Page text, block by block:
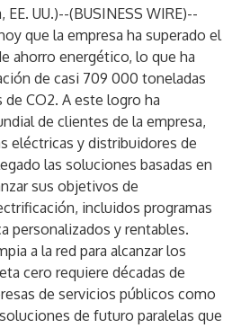
EE. UU.)--(BUSINESS WIRE)--
que la empresa ha superado el
ahorro energético, lo que ha
de casi 709 000 toneladas
CO2. A este logro ha
de clientes de la empresa,
eléctricas y distribuidores de
las soluciones basadas en
sus objetivos de
incluidos programas
personalizados y rentables.
a la red para alcanzar los
cero requiere décadas de
de servicios públicos como
de futuro paralelas que